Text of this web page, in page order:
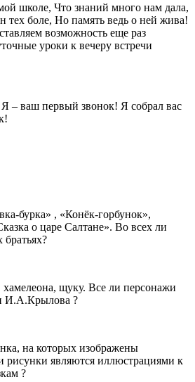
школе, Что знаний много нам дала,
тех боле, Но память ведь о ней жива!
возможность еще раз
уроки к вечеру встречи
– ваш первый звонок! Я собрал вас
бурка» , «Конёк-горбунок»,
о царе Салтане». Во всех ли
братьях?
щуку. Все ли персонажи
И.А.Крылова ?
на которых изображены
рисунки являются иллюстрациями к
?